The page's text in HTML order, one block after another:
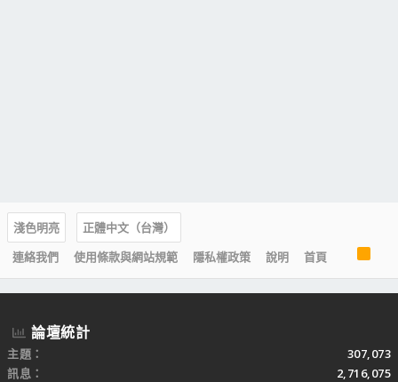
淺色明亮
正體中文（台灣）
連絡我們
使用條款與網站規範 隱私權政策 說明 首頁
S
論壇統計
主題
307,073
訊息
2,716,075